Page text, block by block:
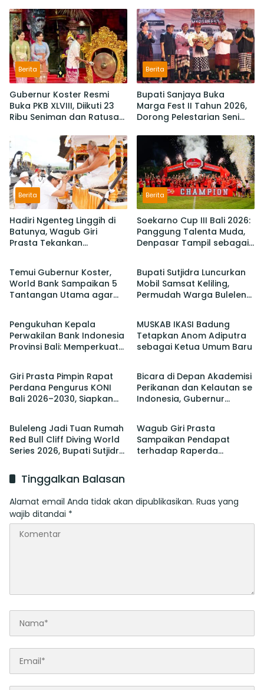
Berita
Gubernur Koster Resmi
Buka PKB XLVIII, Diikuti 23
Ribu Seniman dan Ratusan
IKM/UMKM Digratiskan
Berita
Bupati Sanjaya Buka
Marga Fest II Tahun 2026,
Dorong Pelestarian Seni
Potensi Lokal
Berita
Hadiri Ngenteg Linggih di
Batunya, Wagub Giri
Prasta Tekankan
Krama
Berita
Soekarno Cup III Bali 2026:
Panggung Talenta Muda,
Denpasar Tampil sebagai
Berita
Temui Gubernur Koster,
World Bank Sampaikan 5
Tantangan Utama agar
Berita
Bupati Sutjidra Luncurkan
Mobil Samsat Keliling,
Permudah Warga Buleleng
Berita
Pengukuhan Kepala
Perwakilan Bank Indonesia
Provinsi Bali: Memperkuat
Pertumbuhan Ekonomi Bali
Berita
MUSKAB IKASI Badung
Tetapkan Anom Adiputra
sebagai Ketua Umum Baru
Berita
Giri Prasta Pimpin Rapat
Perdana Pengurus KONI
Bali 2026–2030, Siapkan
Berita
Bicara di Depan Akademisi
Perikanan dan Kelautan se
Indonesia, Gubernur
Berita
Buleleng Jadi Tuan Rumah
Red Bull Cliff Diving World
Series 2026, Bupati Sutjidra:
Wisata Bali Utara
Berita
Wagub Giri Prasta
Sampaikan Pendapat
terhadap Raperda
Tinggalkan Balasan
Alamat email Anda tidak akan dipublikasikan. Ruas yang
wajib ditandai *